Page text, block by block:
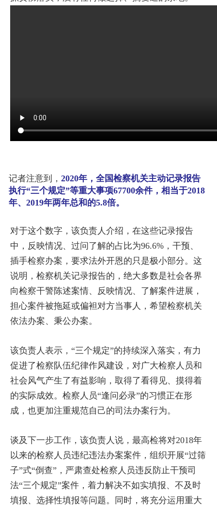
记者注意到，2020年，全国检察机关主动记录报告
执行“三个规定”等重大事项67700余件，相当于2018
年、2019年两年总和的5.8倍。
对于这个数字，该负责人介绍，在这些记录报告
中，反映情况、过问了解的占比为96.6%，干预、
插手检察办案，要求法外开恩的只是极小部分。这
说明，检察机关记录报告的，绝大多数是社会各界
向检察干警陈述案情、反映情况、了解案件进展，
担心案件被拖延或偏袒对方当事人，希望检察机关
依法办案、秉公办案。
该负责人表示，“三个规定”的持续深入落实，有力
促进了检察队伍纪律作风建设，对广大检察人员和
社会风气产生了有益影响，取得了看得见、摸得着
的实际成效。检察人员“逢问必录”的习惯正在形
成，也更加注重规范自己的司法办案行为。
谈及下一步工作，该负责人说，最高检将对2018年
以来的检察人员违纪违法办案案件，组织开展“过筛
子”式“倒查”，严肃查处检察人员违反防止干预司
法“三个规定”案件，着力解决不如实填报、不及时
填报、选择性填报等问题。同时，将充分运用重大